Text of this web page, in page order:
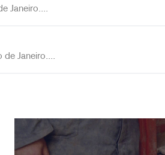
Janeiro....
de Janeiro....